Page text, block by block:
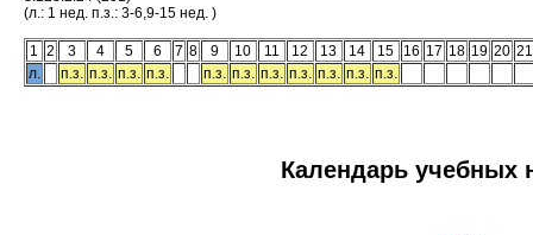
(л.: 1 нед. п.з.: 3-6,9-15 нед. )
1 2 3 4 5 6 7 8 9 10 11 12 13 14 15 16 17 18 19 20 21
л.
п.з. п.з. п.з. п.з. п.з. п.з. п.з. п.з. п.з. п.з. п.з.
Календарь учебных